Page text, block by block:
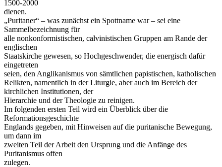
1500-2000
dienen.
„Puritaner“ – was zunächst ein Spottname war – sei eine
Sammelbezeichnung für
alle nonkonformistischen, calvinistischen Gruppen am Rande der
englischen
Staatskirche gewesen, so Hochgeschwender, die energisch dafür
eingetreten
seien, den Anglikanismus von sämtlichen papistischen, katholischen
Relikten, namentlich in der Liturgie, aber auch im Bereich der
kirchlichen Institutionen, der
Hierarchie und der Theologie zu reinigen.
Im folgenden ersten Teil wird ein Überblick über die
Reformationsgeschichte
Englands gegeben, mit Hinweisen auf die puritanische Bewegung,
um dann im
zweiten Teil der Arbeit den Ursprung und die Anfänge des
Puritanismus offen
zulegen.